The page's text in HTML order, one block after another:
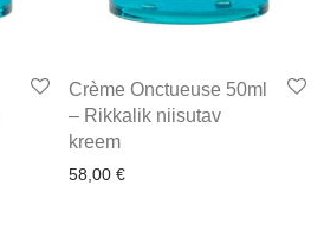
Crème Onctueuse 50ml
– Rikkalik niisutav
kreem
58,00 €